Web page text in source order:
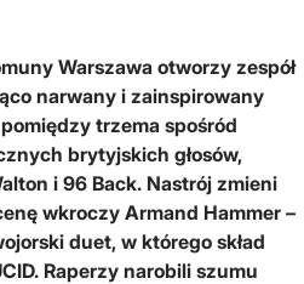
Warszawa otworzy zespół
narwany i zainspirowany
trzema spośród
brytyjskich głosów,
i 96 Back. Nastrój zmieni
wkroczy Armand Hammer –
duet, w którego skład
Raperzy narobili szumu